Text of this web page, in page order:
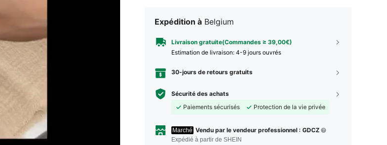
Expédition à Belgium
Livraison gratuite(Commandes ≥ 39,00€)
Estimation de livraison: 4-9 jours ouvrés
30-jours de retours gratuits
Sécurité des achats
Paiements sécurisés
Protection de la vie privée
Marché Vendu par le vendeur professionnel : GDCZ
Expédié à partir de SHEIN